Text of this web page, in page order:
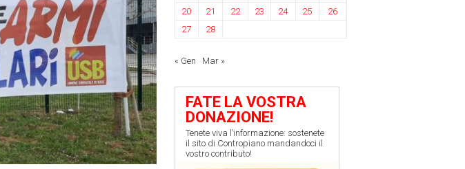
20
21 22 23 24 25
26
27
28
« Gen Mar »
FATE LA VOSTRA
DONAZIONE!
Tenete viva l’informazione: sostenete
il sito di Contropiano mandandoci il
vostro contributo!